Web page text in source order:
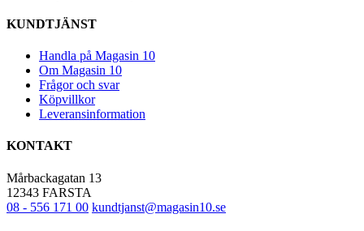
KUNDTJÄNST
Handla på Magasin 10
Om Magasin 10
Frågor och svar
Köpvillkor
Leveransinformation
KONTAKT
Mårbackagatan 13
12343 FARSTA
08 - 556 171 00 kundtjanst@magasin10.se